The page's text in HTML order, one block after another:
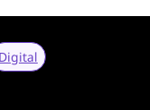
Digital